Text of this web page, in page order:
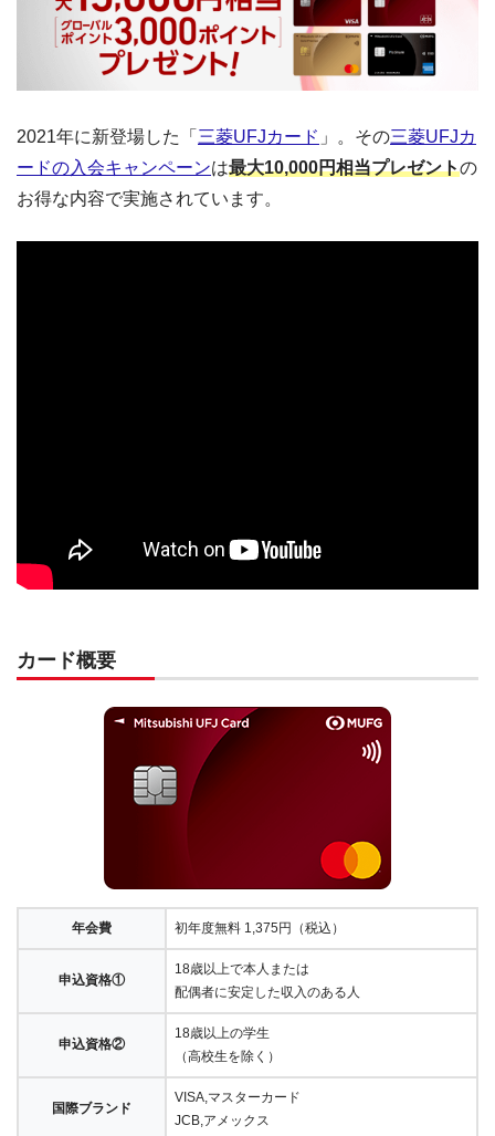
2021年に新登場した「 三菱UFJカード 」。その三菱UFJカ
ードの入会キャンペーンは最大10,000円相当プレゼントの
お得な内容で実施されています。
カード概要
年会費 初年度無料 1,375円（税込）
申込資格①
18歳以上で本人または
配偶者に安定した収入のある人
申込資格②
18歳以上の学生
（高校生を除く）
国際ブランド
VISA,マスターカード
JCB,アメックス